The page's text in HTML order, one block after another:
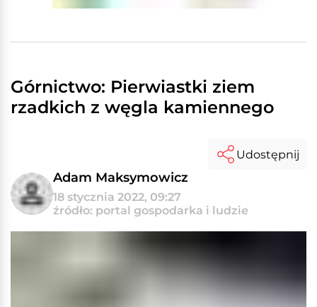
Górnictwo: Pierwiastki ziem
rzadkich z węgla kamiennego
Adam Maksymowicz
18 stycznia 2022, 09:27
źródło: portal gospodarka i ludzie
Udostępnij